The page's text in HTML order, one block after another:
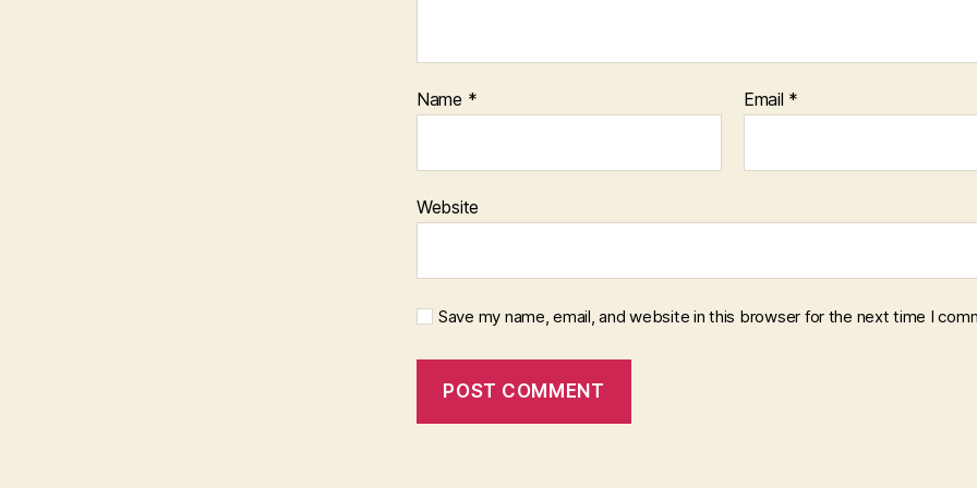
Name * Email *
Website
Save my name, email, and website in this browser for the next time I